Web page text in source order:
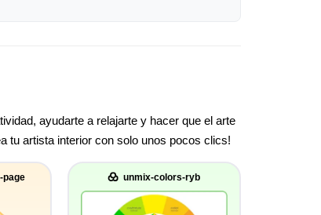
ayudarte a relajarte y hacer que el arte
tu artista interior con solo unos pocos clics!
page unmix-colors-ryb